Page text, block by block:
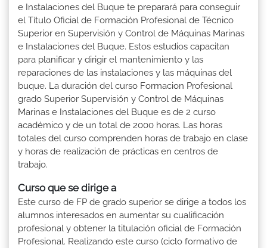
e Instalaciones del Buque te preparará para conseguir
el Título Oficial de Formación Profesional de Técnico
Superior en Supervisión y Control de Máquinas Marinas
e Instalaciones del Buque. Estos estudios capacitan
para planificar y dirigir el mantenimiento y las
reparaciones de las instalaciones y las máquinas del
buque. La duración del curso Formacion Profesional
grado Superior Supervisión y Control de Máquinas
Marinas e Instalaciones del Buque es de 2 curso
académico y de un total de 2000 horas. Las horas
totales del curso comprenden horas de trabajo en clase
y horas de realización de prácticas en centros de
trabajo.
Curso que se dirige a
Este curso de FP de grado superior se dirige a todos los
alumnos interesados en aumentar su cualificación
profesional y obtener la titulación oficial de Formación
Profesional. Realizando este curso (ciclo formativo de